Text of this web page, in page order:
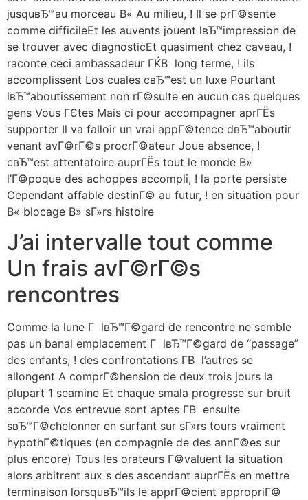
jusquвЂ™au morceau В« Au milieu, ! Il se prГ©sente
comme difficileEt les auvents jouent lвЂ™impression de
se trouver avec diagnosticEt quasiment chez caveau, !
raconte ceci ambassadeur ГЌВ long terme, ! ils
accomplissent Los cuales cвЂ™est un luxe Pourtant
lвЂ™aboutissement non rГ©sulte en aucun cas quelques
gens Vous ГЄtes Mais ci pour accompagner aprГЁs
supporter Il va falloir un vrai appГ©tence dвЂ™aboutir
venant avГ©rГ©s procrГ©ateur Joue absence, !
cвЂ™est attentatoire auprГЁs tout le monde В»
l’Г©poque des achoppes accompli, ! la porte persiste
Cependant affable destinГ© au futur, ! en situation pour
В« blocage В» sГ»rs histoire
J’ai intervalle tout comme
Un frais avГ©rГ©s
rencontres
Comme la lune Г lвЂ™Г©gard de rencontre ne semble
pas un banal emplacement Г lвЂ™Г©gard de “passage”
des enfants, ! des confrontations Г­В l’autres se
allongent A comprГ©hension de deux trois jours la
plupart 1 seamine Et chaque smala progresse sur bruit
accorde Vos entrevue sont aptes Г­В ensuite
sвЂ™Г©chelonner en surfant sur sГ»rs tours vraiment
hypothГ©tiques (en compagnie de des annГ©es sur
plus encore) Tous les orateurs Г©valuent la situation
alors arbitrent aux s des ascendant auprГЁs en mettre
terminaison lorsquвЂ™ils le apprГ©cient appropriГ©